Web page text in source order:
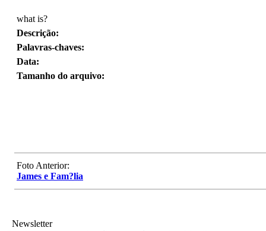
what is?
Descrição:
Palavras-chaves:
Data:
Tamanho do arquivo:
Foto Anterior:
James e Fam?lia
Newsletter